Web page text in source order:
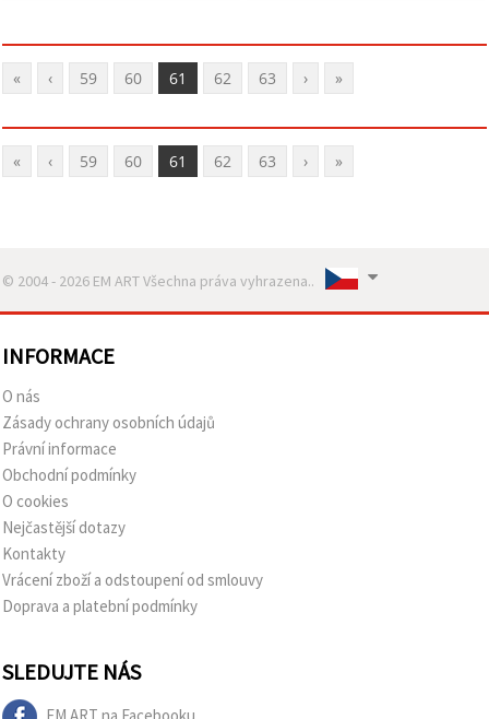
« ‹ 59 60 61 62 63 › »
« ‹ 59 60 61 62 63 › »
© 2004 - 2026 EM ART Všechna práva vyhrazena..
INFORMACE
O nás
Zásady ochrany osobních údajů
Právní informace
Obchodní podmínky
O cookies
Nejčastější dotazy
Kontakty
Vrácení zboží a odstoupení od smlouvy
Doprava a platební podmínky
SLEDUJTE NÁS